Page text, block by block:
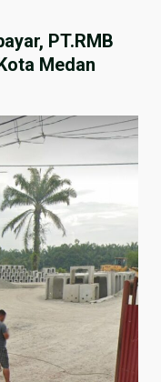
PT.RMB
Medan